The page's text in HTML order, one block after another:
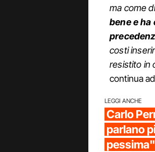
ma come
bene e ha
costi
resistito in
continua
LEGGI ANCHE
Carlo
parlano
pessima"